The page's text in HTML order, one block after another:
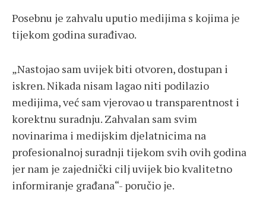
Posebnu je zahvalu uputio medijima s kojima je
tijekom godina surađivao.
„Nastojao sam uvijek biti otvoren, dostupan i
iskren. Nikada nisam lagao niti podilazio
medijima, već sam vjerovao u transparentnost i
korektnu suradnju. Zahvalan sam svim
novinarima i medijskim djelatnicima na
profesionalnoj suradnji tijekom svih ovih godina
jer nam je zajednički cilj uvijek bio kvalitetno
informiranje građana“- poručio je.